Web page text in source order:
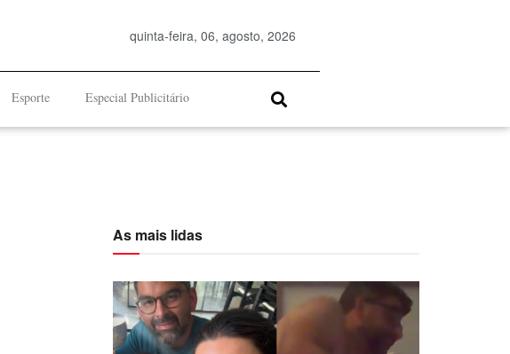
quinta-feira, 06, agosto, 2026
Esporte Especial Publicitário
As mais lidas